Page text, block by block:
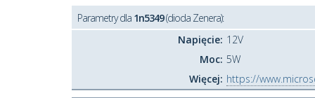
Parametry dla 1n5349(dioda Zenera):
Napięcie: 12V
Moc: 5W
Więcej: https://